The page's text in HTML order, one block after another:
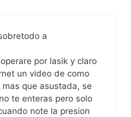
a
por lasik y claro
un video de como
que asustada, se
te enteras pero solo
note la presion